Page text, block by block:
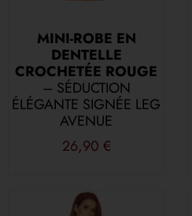
MINI-ROBE EN
DENTELLE
CROCHETÉE ROUGE
– SÉDUCTION
ÉLÉGANTE SIGNÉE LEG
AVENUE
26,90 €